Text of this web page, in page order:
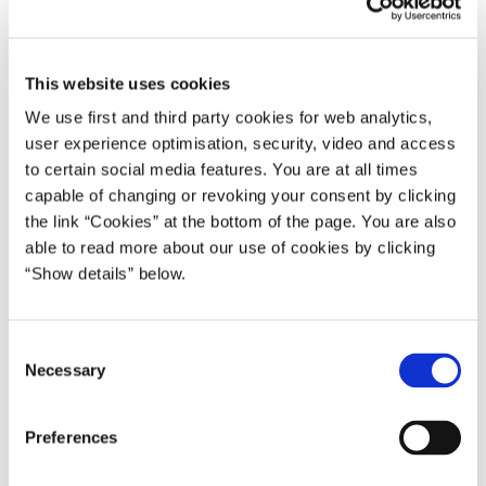
This website uses cookies
We use first and third party cookies for web analytics,
user experience optimisation, security, video and access
to certain social media features. You are at all times
capable of changing or revoking your consent by clicking
the link “Cookies” at the bottom of the page. You are also
able to read more about our use of cookies by clicking
“Show details” below.
Necessary
Preferences
afsat penge til 1.000 ekstra sygeplejersker. Konkret
årligt fra 2021 og frem - til flere sygeplejersker, så
i 2020 og 1.000 sygeplejersker fra 2021.
”Sygeplejerskerne på vores sygehuse gør en kæmpe
indsats hver dag. Det er tydeligt, når man kommer rundt på
sygehusene. I den seneste tid er der desværre blevet færre
sygeplejersker på sygehuse. Den udvikling skal vi have
vendt, for i de kommende år bliver der flere ældre. Derfor
føle sig i trygge hænder”, siger Magnus Heunicke.
Prisen på cigaretter stiger til 55 kr. til næste år og til 60 kr. i